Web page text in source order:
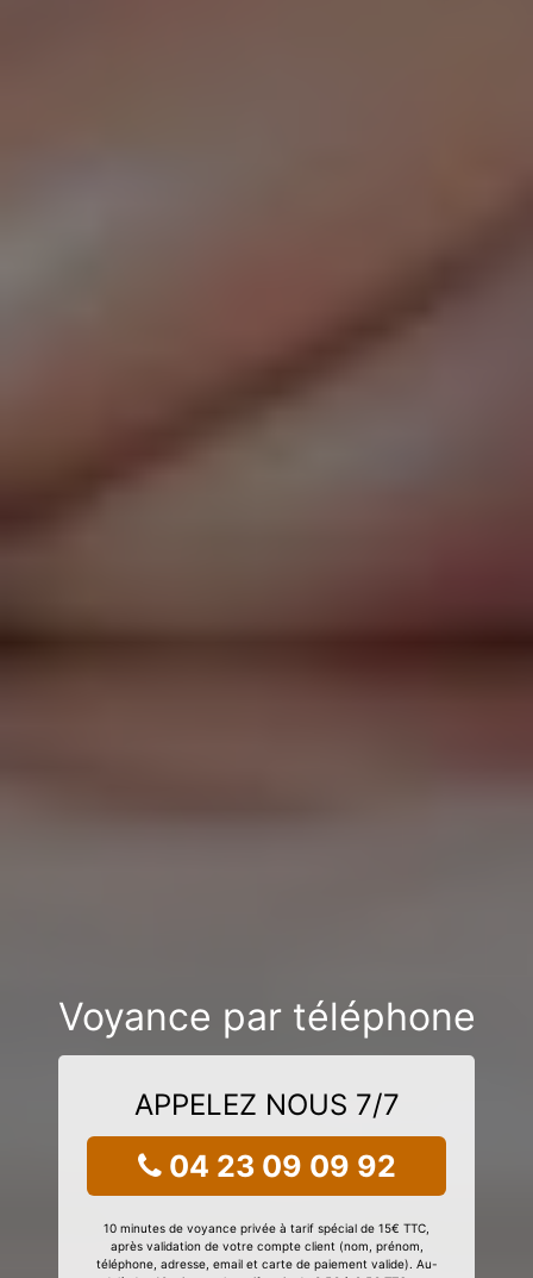
Voyance par téléphone
APPELEZ NOUS 7/7
04 23 09 09 92
10 minutes de voyance privée à tarif spécial de 15€ TTC,
après validation de votre compte client (nom, prénom,
téléphone, adresse, email et carte de paiement valide). Au-